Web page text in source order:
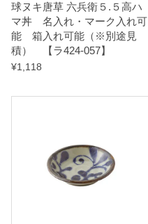
4
-
0
1
球ヌキ唐草 六兵衛５.５高ハ
マ丼 名入れ・マーク入れ可
能 箱入れ可能（※別途見
積） 【ラ424-057】
¥1,118